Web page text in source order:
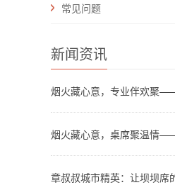
常见问题
新闻资讯